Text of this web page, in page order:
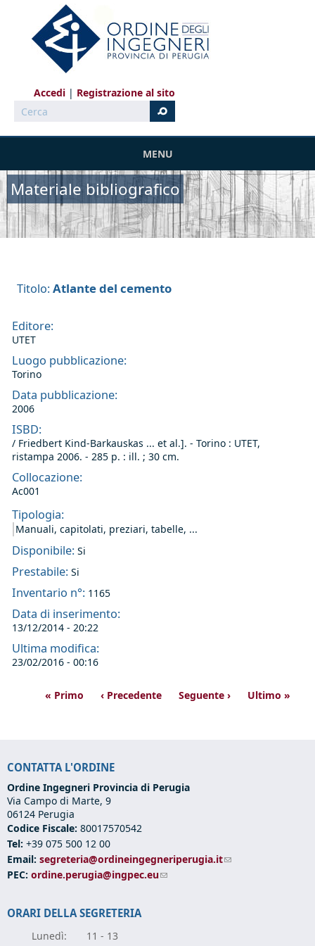
Salta al contenuto principale
Accedi
Registrazione al sito
Cerca
MENU
Materiale bibliografico
Titolo:Atlante del cemento
Editore:
UTET
Luogo pubblicazione:
Torino
Data pubblicazione:
2006
ISBD:
/ Friedbert Kind-Barkauskas ... et al.]. - Torino : UTET,
ristampa 2006. - 285 p. : ill. ; 30 cm.
Collocazione:
Ac001
Tipologia:
Manuali, capitolati, preziari, tabelle, ...
Disponibile: Si
Prestabile: Si
Inventario n°: 1165
Data di inserimento:
13/12/2014 - 20:22
Ultima modifica:
23/02/2016 - 00:16
« Primo ‹ Precedente Seguente › Ultimo »
CONTATTA L'ORDINE
Ordine Ingegneri Provincia di Perugia
Via Campo di Marte, 9
06124 Perugia
Codice Fiscale: 80017570542
Tel: +39 075 500 12 00
Email: segreteria@ordineingegneriperugia.it(link sends e-mail)
PEC: ordine.perugia@ingpec.eu(link sends e-mail)
ORARI DELLA SEGRETERIA
Lunedì: 11 - 13